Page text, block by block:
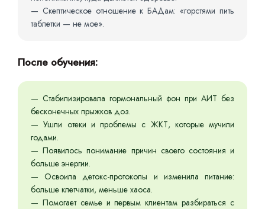
— Скептическое отношение к БАДам: «горстями пить
таблетки — не мое».
После обучения:
— Стабилизировала гормональный фон при АИТ без
бесконечных прыжков доз.
— Ушли отеки и проблемы с ЖКТ, которые мучили
годами.
— Появилось понимание причин своего состояния и
больше энергии.
— Освоила детокс-протоколы и изменила питание:
больше клетчатки, меньше хаоса.
— Помогает семье и первым клиентам разбираться с